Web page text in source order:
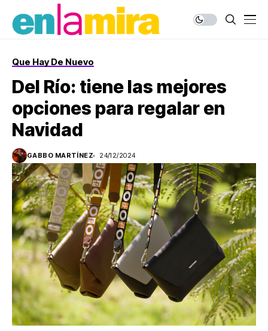
Que Hay De Nuevo
Del Río: tiene las mejores
opciones para regalar en
Navidad
GABBO MARTÍNEZ 24/12/2024